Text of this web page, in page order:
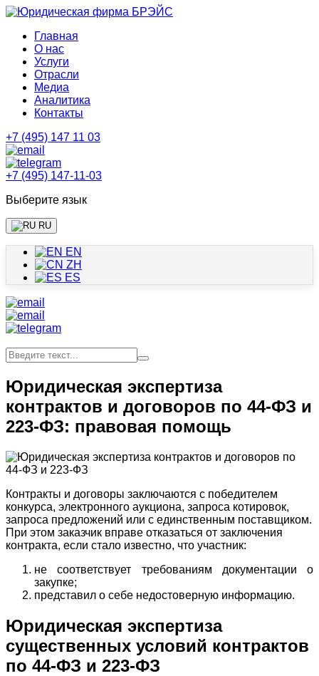
Главная
О нас
Услуги
Отрасли
Медиа
Аналитика
Контакты
+7 (495) 147 11 03
+7 (495) 147-11-03
Выберите язык
RU
EN
ZH
ES
Юридическая экспертиза
контрактов и договоров по 44-ФЗ и
223-ФЗ: правовая помощь
Контракты и договоры заключаются с победителем
конкурса, электронного аукциона, запроса котировок,
запроса предложений или с единственным поставщиком.
При этом заказчик вправе отказаться от заключения
контракта, если стало известно, что участник:
не соответствует требованиям документации о
закупке;
представил о себе недостоверную информацию.
Юридическая экспертиза
существенных условий контрактов
по 44-ФЗ и 223-ФЗ